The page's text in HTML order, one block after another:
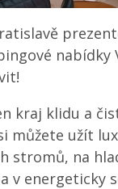
nabídky
kraj klidu a
můžete užít
stromů, na
v energeticky